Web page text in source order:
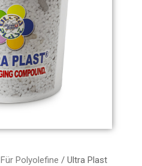
Für Polyolefine / Ultra Plast